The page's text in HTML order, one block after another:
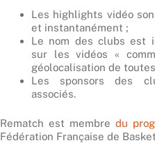
Les highlights vidéo
et instantanément ;
Le nom des clubs est
sur les vidéos «
géolocalisation de
Les sponsors des
associés.
Rematch est membre du
Fédération Française de